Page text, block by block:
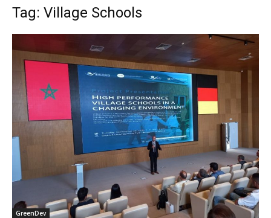
Tag: Village Schools
GreenDev